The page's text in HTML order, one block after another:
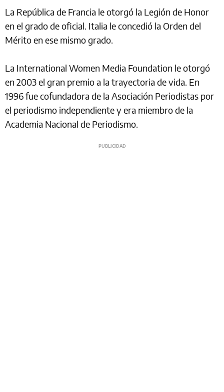
La República de Francia le otorgó la Legión de Honor
en el grado de oficial. Italia le concedió la Orden del
Mérito en ese mismo grado.
La International Women Media Foundation le otorgó
en 2003 el gran premio a la trayectoria de vida. En
1996 fue cofundadora de la Asociación Periodistas por
el periodismo independiente y era miembro de la
Academia Nacional de Periodismo.